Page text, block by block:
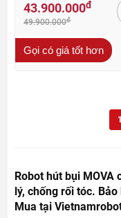
43.900.000đ
49.900.000đ
Gọi có giá tốt hơn
1
Robot hút bụi
lý, chống rối tóc.
Mua tại